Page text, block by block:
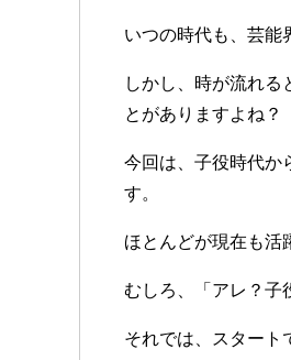
いつの時代も、芸能
しかし、時が流れる
とがありますよね？
今回は、子役時代か
す。
ほとんどが現在も活
むしろ、「アレ？子
それでは、スタート